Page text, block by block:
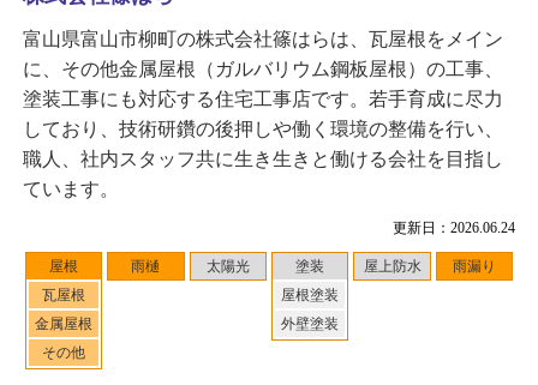
更新日：2026.06.24
屋根
瓦屋根
金属屋根
その他
雨樋 太陽光
塗装
屋根塗装
外壁塗装
屋上防水 雨漏り
富山県富山市柳町の株式会社篠はらは、瓦屋根をメイン
に、その他金属屋根（ガルバリウム鋼板屋根）の工事、
塗装工事にも対応する住宅工事店です。若手育成に尽力
しており、技術研鑽の後押しや働く環境の整備を行い、
職人、社内スタッフ共に生き生きと働ける会社を目指し
ています。